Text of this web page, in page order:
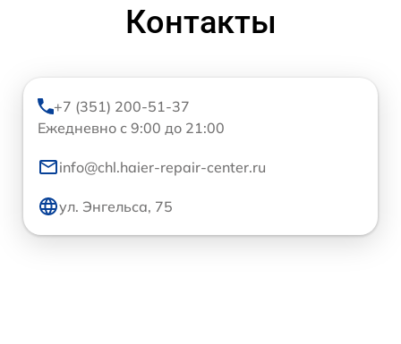
Контакты
+7 (351) 200-51-37
Ежедневно с 9:00 до 21:00
info@chl.haier-repair-center.ru
ул. Энгельса, 75